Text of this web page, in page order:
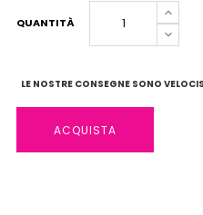
QUANTITÀ
LE NOSTRE CONSEGNE SONO
ACQUISTA